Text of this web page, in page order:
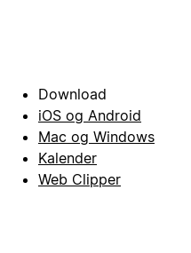
Download
iOS og Android
Mac og Windows
Kalender
Web Clipper